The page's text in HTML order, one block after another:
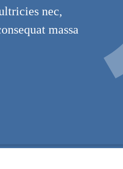
nec,
massa